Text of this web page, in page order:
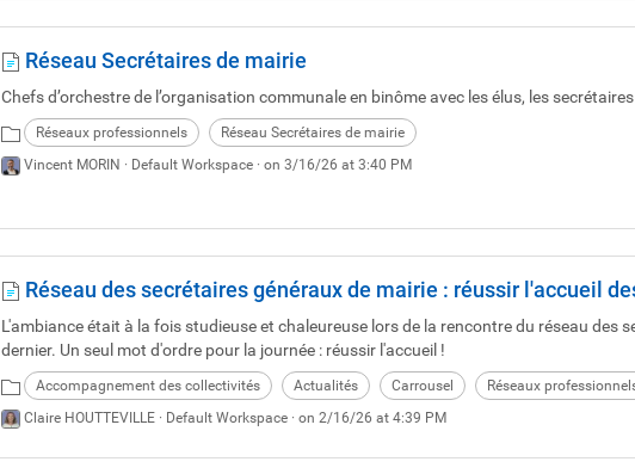
Réseau Secrétaires de mairie
Chefs d’orchestre de l’organisation communale en binôme avec les élus, les
Réseaux professionnels
Réseau Secrétaires de mairie
Vincent MORIN · Default Workspace · on 3/16/26 at 3:40 PM
Réseau des secrétaires généraux de mairie : réussir l'accueil
L'ambiance était à la fois studieuse et chaleureuse lors de la rencontre du réseau des
dernier. Un seul mot d'ordre pour la journée : réussir l'accueil !
Accompagnement des collectivités Actualités Carrousel
Réseaux
Claire HOUTTEVILLE · Default Workspace · on 2/16/26 at 4:39 PM